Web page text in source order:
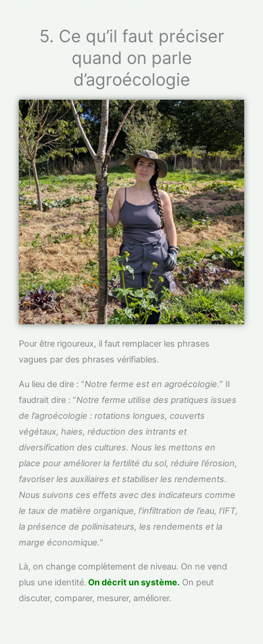
5. Ce qu’il faut préciser
quand on parle
d’agroécologie
Pour être rigoureux, il faut remplacer les phrases
vagues par des phrases vérifiables.
Au lieu de dire : “Notre ferme est en agroécologie.” Il
faudrait dire : “Notre ferme utilise des pratiques issues
de l’agroécologie : rotations longues, couverts
végétaux, haies, réduction des intrants et
diversification des cultures. Nous les mettons en
place pour améliorer la fertilité du sol, réduire l’érosion,
favoriser les auxiliaires et stabiliser les rendements.
Nous suivons ces effets avec des indicateurs comme
le taux de matière organique, l’infiltration de l’eau, l’IFT,
la présence de pollinisateurs, les rendements et la
marge économique.”
Là, on change complètement de niveau. On ne vend
plus une identité. On décrit un système. On peut
discuter, comparer, mesurer, améliorer.